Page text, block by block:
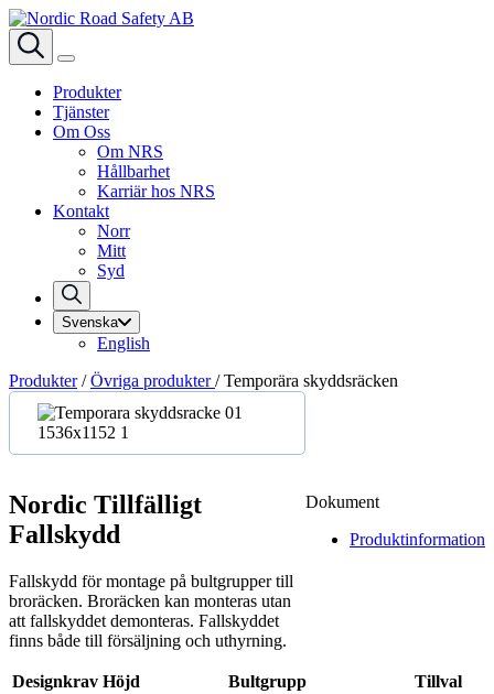
Produkter
Tjänster
Om Oss
Om NRS
Hållbarhet
Karriär hos NRS
Kontakt
Norr
Mitt
Syd
Svenska
English
Produkter /Övriga produkter/Temporära skyddsräcken
Nordic Tillfälligt
Fallskydd
Fallskydd för montage på bultgrupper till
broräcken. Broräcken kan monteras utan
att fallskyddet demonteras. Fallskyddet
finns både till försäljning och uthyrning.
Dokument
Produktinformation
Designkrav Höjd Bultgrupp
Tillval